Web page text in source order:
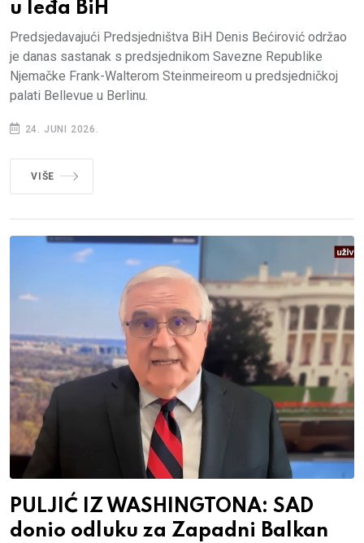
u leđa BiH
Predsjedavajući Predsjedništva BiH Denis Bećirović održao
je danas sastanak s predsjednikom Savezne Republike
Njemačke Frank-Walterom Steinmeireom u predsjedničkoj
palati Bellevue u Berlinu.
24. JUNI 2026.
VIŠE
PULJIĆ IZ WASHINGTONA: SAD
donio odluku za Zapadni Balkan